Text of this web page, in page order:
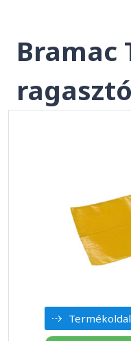
Bramac
Termékoldal